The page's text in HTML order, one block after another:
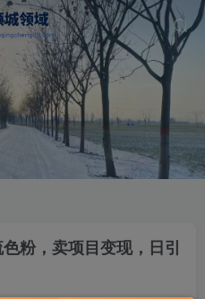
粉，卖项目变现，日引